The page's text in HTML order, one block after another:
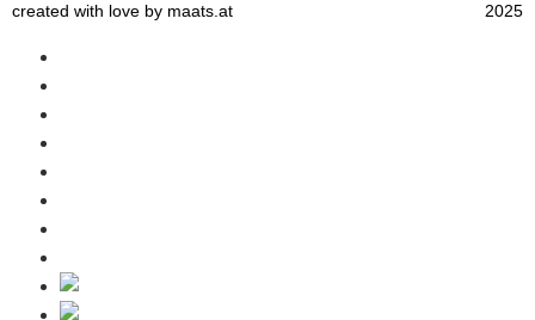
created with love by maats.at 2025